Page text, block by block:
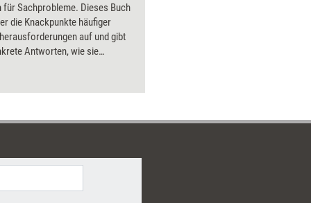
für Sachprobleme. Dieses Buch
die Knackpunkte häufiger
auf und gibt
Antworten, wie sie
lernen. Diese Power-Tools
egal, ob Sie ein Neuling oder